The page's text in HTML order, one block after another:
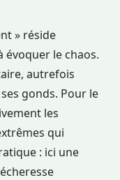
» réside
évoquer le chaos.
autrefois
gonds. Pour le
les
qui
: ici une